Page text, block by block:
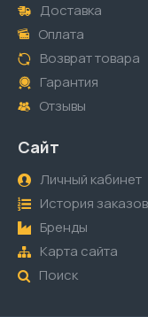
Доставка
Оплата
Возврат товара
Гарантия
Отзывы
Сайт
Личный кабинет
История заказов
Бренды
Карта сайта
Поиск